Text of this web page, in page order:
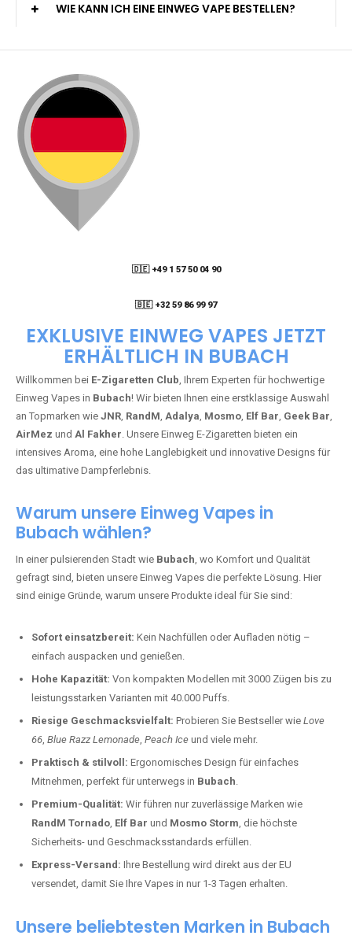
WIE KANN ICH EINE EINWEG VAPE BESTELLEN?
🇩🇪 +49 1 57 50 04 90
🇧🇪 +32 59 86 99 97
EXKLUSIVE EINWEG VAPES JETZT
ERHÄLTLICH IN BUBACH
Willkommen bei E-Zigaretten Club, Ihrem Experten für hochwertige
Einweg Vapes in Bubach! Wir bieten Ihnen eine erstklassige Auswahl
an Topmarken wie JNR, RandM, Adalya, Mosmo, Elf Bar, Geek Bar,
AirMez und Al Fakher. Unsere Einweg E-Zigaretten bieten ein
intensives Aroma, eine hohe Langlebigkeit und innovative Designs für
das ultimative Dampferlebnis.
Warum unsere Einweg Vapes in
Bubach wählen?
In einer pulsierenden Stadt wie Bubach, wo Komfort und Qualität
gefragt sind, bieten unsere Einweg Vapes die perfekte Lösung. Hier
sind einige Gründe, warum unsere Produkte ideal für Sie sind:
Sofort einsatzbereit: Kein Nachfüllen oder Aufladen nötig –
einfach auspacken und genießen.
Hohe Kapazität: Von kompakten Modellen mit 3000 Zügen bis zu
leistungsstarken Varianten mit 40.000 Puffs.
Riesige Geschmacksvielfalt: Probieren Sie Bestseller wie Love
66, Blue Razz Lemonade, Peach Ice und viele mehr.
Praktisch & stilvoll: Ergonomisches Design für einfaches
Mitnehmen, perfekt für unterwegs in Bubach.
Premium-Qualität: Wir führen nur zuverlässige Marken wie
RandM Tornado, Elf Bar und Mosmo Storm, die höchste
Sicherheits- und Geschmacksstandards erfüllen.
Express-Versand: Ihre Bestellung wird direkt aus der EU
versendet, damit Sie Ihre Vapes in nur 1-3 Tagen erhalten.
Unsere beliebtesten Marken in Bubach